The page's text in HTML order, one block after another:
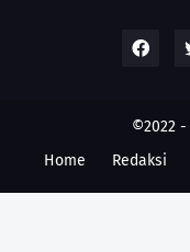
©2022 -
Home
Redaksi